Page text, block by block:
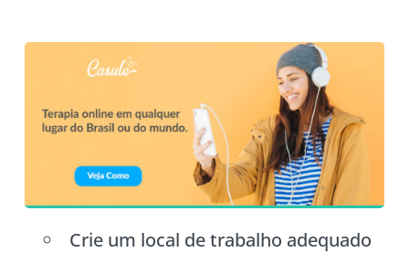
Crie um local de trabalho adequado